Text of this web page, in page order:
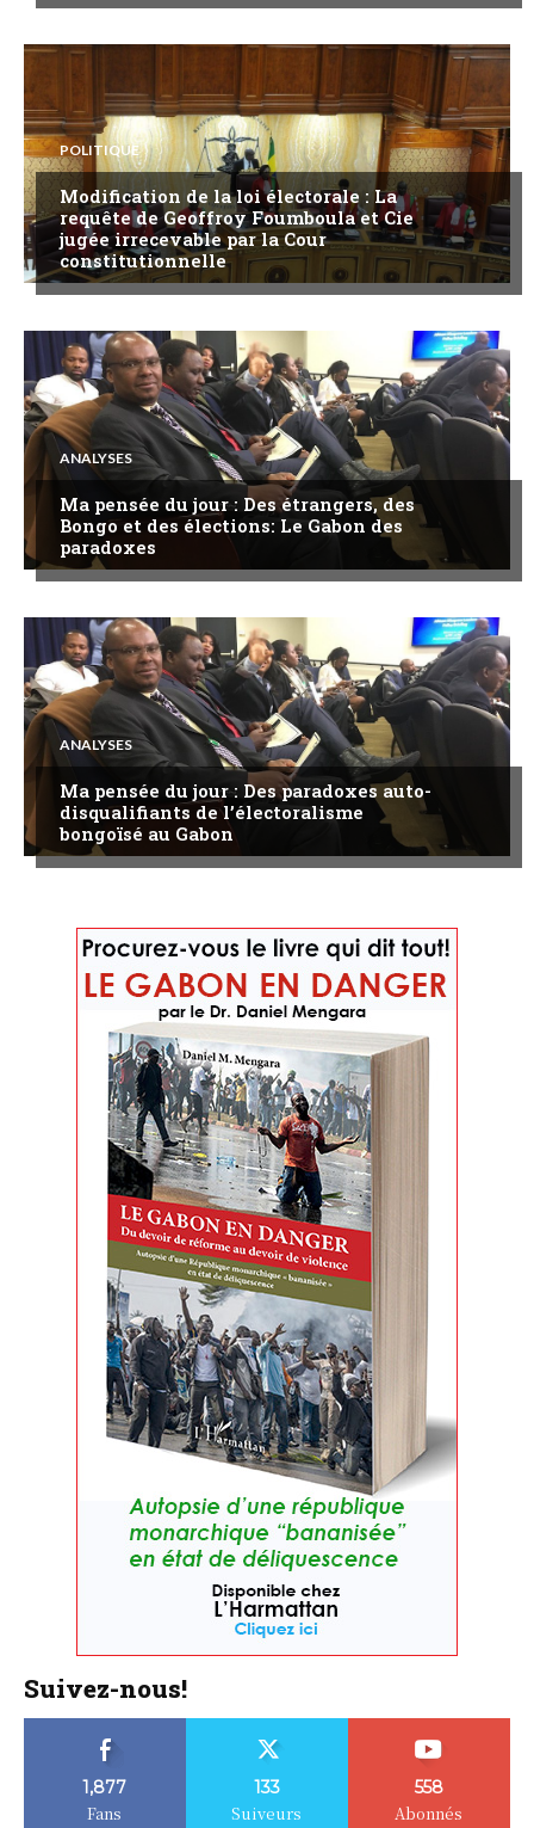
POLITIQUE
Modification de la loi électorale : La
requête de Geoffroy Foumboula et Cie
jugée irrecevable par la Cour
constitutionnelle
ANALYSES
Ma pensée du jour : Des étrangers, des
Bongo et des élections: Le Gabon des
paradoxes
ANALYSES
Ma pensée du jour : Des paradoxes auto-
disqualifiants de l’électoralisme
bongoïsé au Gabon
Suivez-nous!
1,877
Fans
133
Suiveurs
558
Abonnés